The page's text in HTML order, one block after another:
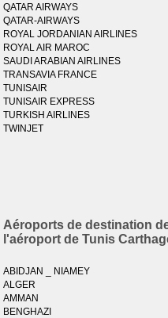
QATAR AIRWAYS
QATAR-AIRWAYS
ROYAL JORDANIAN AIRLINES
ROYAL AIR MAROC
SAUDI ARABIAN AIRLINES
TRANSAVIA FRANCE
TUNISAIR
TUNISAIR EXPRESS
TURKISH AIRLINES
TWINJET
Aéroports de destination
l'aéroport de Tunis
ABIDJAN _ NIAMEY
ALGER
AMMAN
BENGHAZI